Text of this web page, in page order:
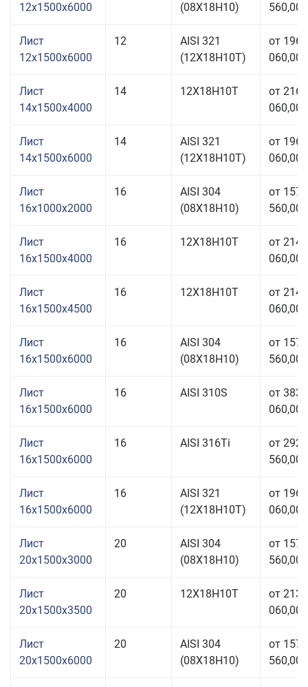
12x1500x6000
(08Х18Н10)
560,00
Лист
12x1500x6000
12
AISI 321
(12Х18Н10Т)
от 196
060,00
Лист
14x1500x4000
14 12Х18Н10Т
от 216
060,00
Лист
14x1500x6000
14
AISI 321
(12Х18Н10Т)
от 196
060,00
Лист
16x1000x2000
16
AISI 304
(08Х18Н10)
от 157
560,00
Лист
16x1500x4000
16 12Х18Н10Т
от 214
060,00
Лист
16x1500x4500
16 12Х18Н10Т
от 214
060,00
Лист
16x1500x6000
16
AISI 304
(08Х18Н10)
от 157
560,00
Лист
16x1500x6000
16 AISI 310S
от 383
060,00
Лист
16x1500x6000
16 AISI 316Ti
от 292
560,00
Лист
16x1500x6000
16
AISI 321
(12Х18Н10Т)
от 196
060,00
Лист
20x1500x3000
20
AISI 304
(08Х18Н10)
от 157
560,00
Лист
20x1500x3500
20 12Х18Н10Т
от 213
060,00
Лист
20x1500x6000
20
AISI 304
(08Х18Н10)
от 157
560,00